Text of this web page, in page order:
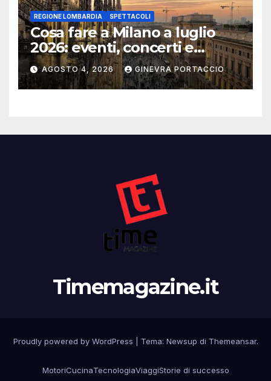
REGIONE LOMBARDIA SPETTACOLI
Cosa fare a Milano a luglio
2026: eventi, concerti e
mostre
AGOSTO 4, 2026 GINEVRA PORTACCIO
Timemagazine.it
Proudly powered by WordPress Tema: Newsup di Themeansar.
MotoriCucinaTecnologiaViaggiStorie di successo